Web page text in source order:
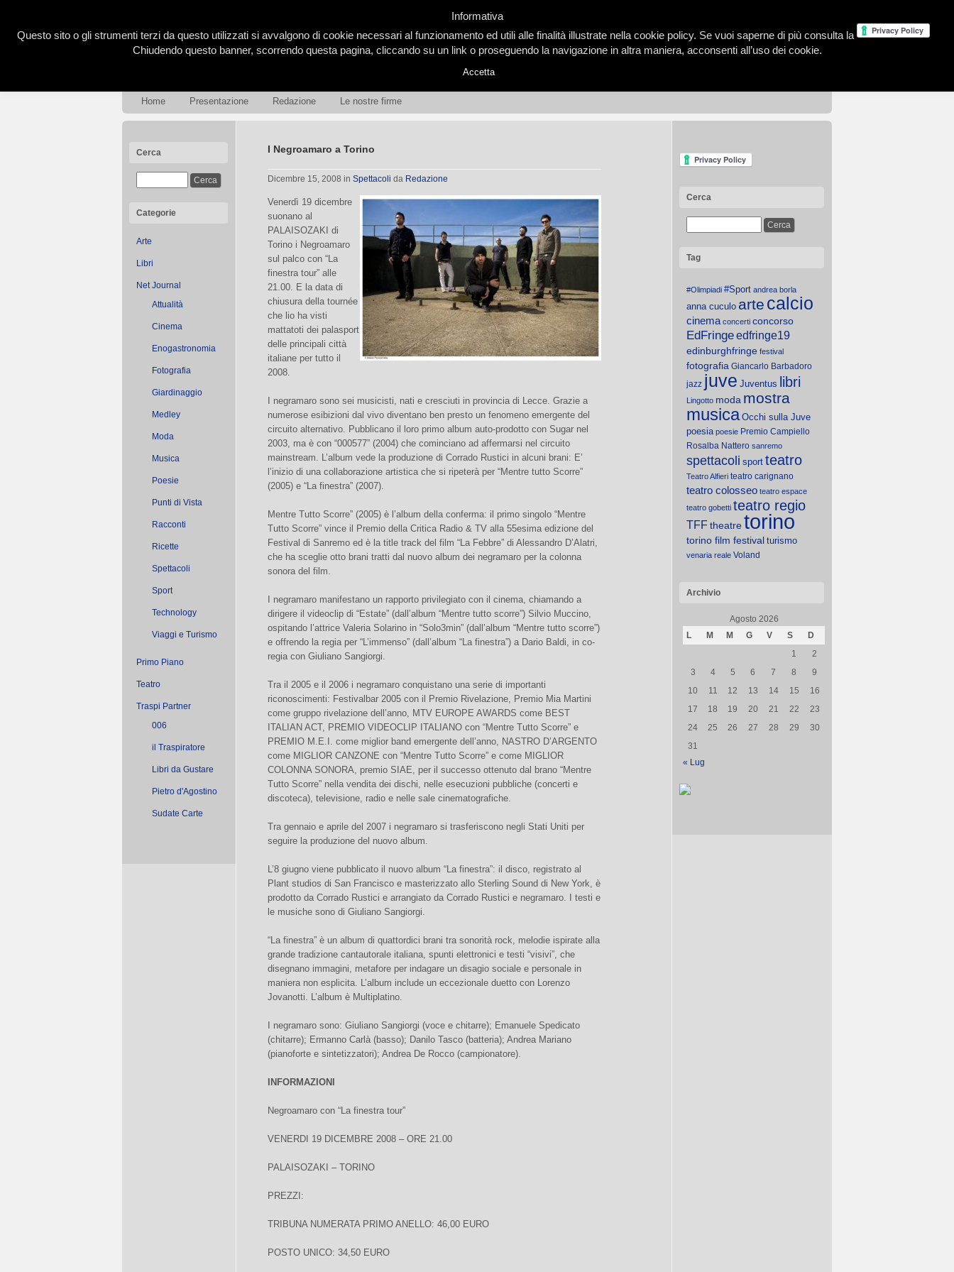
Home Presentazione Redazione Le nostre firme
Cerca
Categorie
Arte
Libri
Net Journal
Attualità
Cinema
Enogastronomia
Fotografia
Giardinaggio
Medley
Moda
Musica
Poesie
Punti di Vista
Racconti
Ricette
Spettacoli
Sport
Technology
Viaggi e Turismo
Primo Piano
Teatro
Traspi Partner
006
il Traspiratore
Libri da Gustare
Pietro d'Agostino
Sudate Carte
I Negroamaro a Torino
Dicembre 15, 2008 in Spettacoli da Redazione
Venerdì 19 dicembre
suonano al
PALAISOZAKI di
Torino i Negroamaro
sul palco con “La
finestra tour” alle
21.00. E la data di
chiusura della tournée
che lio ha visti
mattatoti dei palasport
delle principali città
italiane per tutto il
2008.
I negramaro sono sei musicisti, nati e cresciuti in provincia di Lecce. Grazie a
numerose esibizioni dal vivo diventano ben presto un fenomeno emergente del
circuito alternativo. Pubblicano il loro primo album auto-prodotto con Sugar nel
2003, ma è con “000577” (2004) che cominciano ad affermarsi nel circuito
mainstream. L’album vede la produzione di Corrado Rustici in alcuni brani: E’
l’inizio di una collaborazione artistica che si ripeterà per “Mentre tutto Scorre”
(2005) e “La finestra” (2007).
Mentre Tutto Scorre” (2005) è l’album della conferma: il primo singolo “Mentre
Tutto Scorre” vince il Premio della Critica Radio & TV alla 55esima edizione del
Festival di Sanremo ed è la title track del film “La Febbre” di Alessandro D’Alatri,
che ha sceglie otto brani tratti dal nuovo album dei negramaro per la colonna
sonora del film.
I negramaro manifestano un rapporto privilegiato con il cinema, chiamando a
dirigere il videoclip di “Estate” (dall’album “Mentre tutto scorre”) Silvio Muccino,
ospitando l’attrice Valeria Solarino in “Solo3min” (dall’album “Mentre tutto scorre”)
e offrendo la regia per “L’immenso” (dall’album “La finestra”) a Dario Baldi, in co-
regia con Giuliano Sangiorgi.
Tra il 2005 e il 2006 i negramaro conquistano una serie di importanti
riconoscimenti: Festivalbar 2005 con il Premio Rivelazione, Premio Mia Martini
come gruppo rivelazione dell’anno, MTV EUROPE AWARDS come BEST
ITALIAN ACT, PREMIO VIDEOCLIP ITALIANO con “Mentre Tutto Scorre” e
PREMIO M.E.I. come miglior band emergente dell’anno, NASTRO D’ARGENTO
come MIGLIOR CANZONE con “Mentre Tutto Scorre” e come MIGLIOR
COLONNA SONORA, premio SIAE, per il successo ottenuto dal brano “Mentre
Tutto Scorre” nella vendita dei dischi, nelle esecuzioni pubbliche (concerti e
discoteca), televisione, radio e nelle sale cinematografiche.
Tra gennaio e aprile del 2007 i negramaro si trasferiscono negli Stati Uniti per
seguire la produzione del nuovo album.
L’8 giugno viene pubblicato il nuovo album “La finestra”: il disco, registrato al
Plant studios di San Francisco e masterizzato allo Sterling Sound di New York, è
prodotto da Corrado Rustici e arrangiato da Corrado Rustici e negramaro. I testi e
le musiche sono di Giuliano Sangiorgi.
“La finestra” è un album di quattordici brani tra sonorità rock, melodie ispirate alla
grande tradizione cantautorale italiana, spunti elettronici e testi “visivi”, che
disegnano immagini, metafore per indagare un disagio sociale e personale in
maniera non esplicita. L’album include un eccezionale duetto con Lorenzo
Jovanotti. L’album è Multiplatino.
I negramaro sono: Giuliano Sangiorgi (voce e chitarre); Emanuele Spedicato
(chitarre); Ermanno Carlà (basso); Danilo Tasco (batteria); Andrea Mariano
(pianoforte e sintetizzatori); Andrea De Rocco (campionatore).
INFORMAZIONI
Negroamaro con “La finestra tour”
VENERDI 19 DICEMBRE 2008 – ORE 21.00
PALAISOZAKI – TORINO
PREZZI:
TRIBUNA NUMERATA PRIMO ANELLO: 46,00 EURO
POSTO UNICO: 34,50 EURO
Cerca
Tag
#Olimpiadi #Sport andrea borla
anna cuculo arte calcio
cinema concerti concorso
EdFringeedfringe19
edinburghfringe festival
fotografia Giancarlo Barbadoro
jazz juve Juventus libri
Lingotto moda mostra
musica Occhi sulla Juve
poesia poesie Premio Campiello
Rosalba Nattero sanremo
spettacoli sport teatro
Teatro Alfieri teatro carignano
teatro colosseo teatro espace
teatro gobetti teatro regio
TFFtheatretorino
torino film festival turismo
venaria reale Voland
Archivio
Agosto 2026
L
M M G V S
D
1
2
3
4 5 6 7 8
9
10
11 12 13 14 15
16
17
18 19 20 21 22
23
24
25 26 27 28 29
30
31
« Lug
Informativa
Questo sito o gli strumenti terzi da questo utilizzati si avvalgono di cookie necessari al funzionamento ed utili alle finalità illustrate nella cookie policy. Se vuoi saperne di più consulta la
Chiudendo questo banner, scorrendo questa pagina, cliccando su un link o proseguendo la navigazione in altra maniera, acconsenti all’uso dei cookie.
Accetta